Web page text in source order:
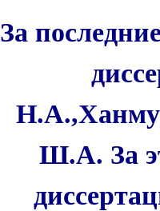
За
Ш.А. За